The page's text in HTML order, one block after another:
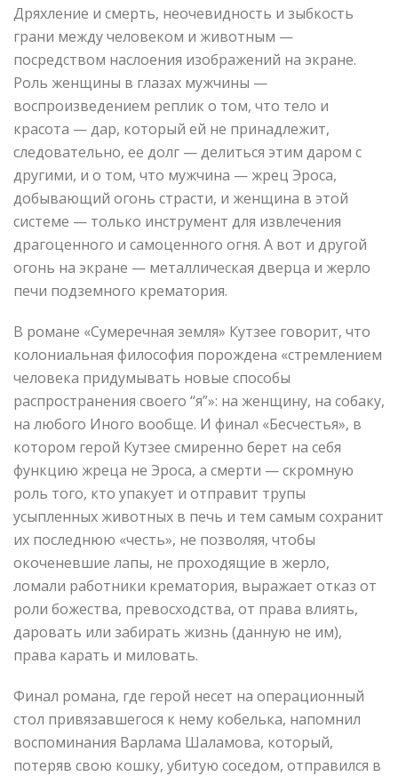
Дряхление и смерть, неочевидность и зыбкость
грани между человеком и животным —
посредством наслоения изображений на экране.
Роль женщины в глазах мужчины —
воспроизведением реплик о том, что тело и
красота — дар, который ей не принадлежит,
следовательно, ее долг — делиться этим даром с
другими, и о том, что мужчина — жрец Эроса,
добывающий огонь страсти, и женщина в этой
системе — только инструмент для извлечения
драгоценного и самоценного огня. А вот и другой
огонь на экране — металлическая дверца и жерло
печи подземного крематория.
В романе «Сумеречная земля» Кутзее говорит, что
колониальная философия порождена «стремлением
человека придумывать новые способы
распространения своего “я”»: на женщину, на собаку,
на любого Иного вообще. И финал «Бесчестья», в
котором герой Кутзее смиренно берет на себя
функцию жреца не Эроса, а смерти — скромную
роль того, кто упакует и отправит трупы
усыпленных животных в печь и тем самым сохранит
их последнюю «честь», не позволяя, чтобы
окоченевшие лапы, не проходящие в жерло,
ломали работники крематория, выражает отказ от
роли божества, превосходства, от права влиять,
даровать или забирать жизнь (данную не им),
права карать и миловать.
Финал романа, где герой несет на операционный
стол привязавшегося к нему кобелька, напомнил
воспоминания Варлама Шаламова, который,
потеряв свою кошку, убитую соседом, отправился в